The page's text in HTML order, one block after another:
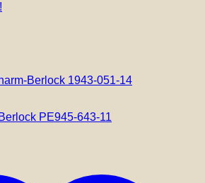
Berlock 1943-051-14